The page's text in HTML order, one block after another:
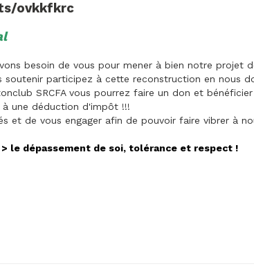
ovkkfkrc
besoin de vous pour mener à bien notre projet
participez à cette reconstruction en nous
SRCFA vous pourrez faire un don et bénéficier
une déduction d'impôt !!!
et de vous engager afin de pouvoir faire vibrer à
le dépassement de soi, tolérance et respect !